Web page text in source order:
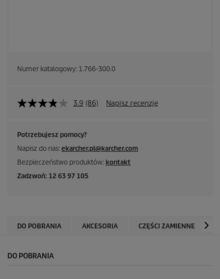
Numer katalogowy: 1.766-300.0
3.9 (86) Napisz recenzję
Potrzebujesz pomocy?
Napisz do nas:ekarcher.pl@karcher.com
Bezpieczeństwo produktów: kontakt
Zadzwoń: 12 63 97 105
DO POBRANIA AKCESORIA CZĘŚCI ZAMIENNE
DO POBRANIA